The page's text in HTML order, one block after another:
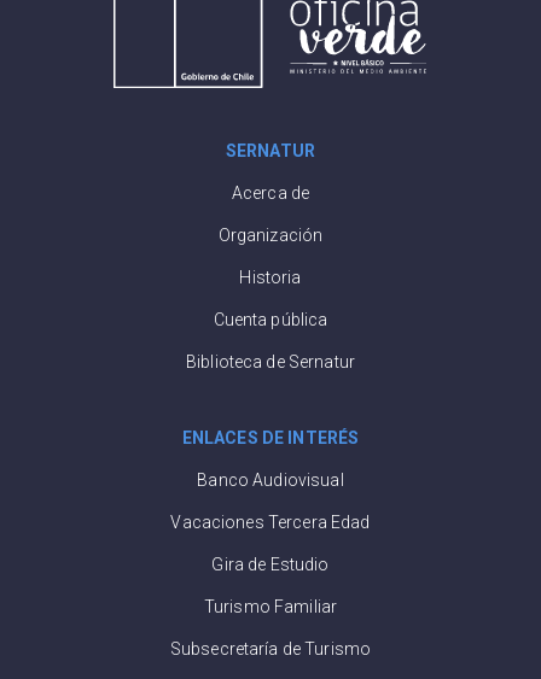
SERNATUR
Acerca de
Organización
Historia
Cuenta pública
Biblioteca de Sernatur
ENLACES DE INTERÉS
Banco Audiovisual
Vacaciones Tercera Edad
Gira de Estudio
Turismo Familiar
Subsecretaría de Turismo